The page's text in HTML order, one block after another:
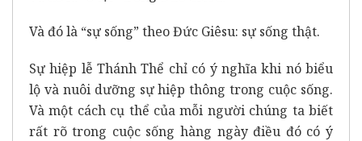
Và đó là “sự sống” theo Đức Giêsu: sự sống thật.
Sự hiệp lễ Thánh Thể chỉ có ý nghĩa khi nó biểu
lộ và nuôi dưỡng sự hiệp thông trong cuộc sống.
Và một cách cụ thể của mỗi người chúng ta biết
rất rõ trong cuộc sống hàng ngày điều đó có ý